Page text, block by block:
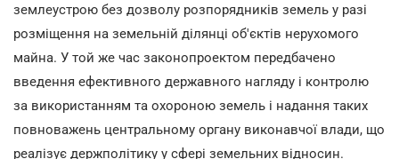
землеустрою без дозволу розпорядників земель у разі
розміщення на земельній ділянці об'єктів нерухомого
майна. У той же час законопроектом передбачено
введення ефективного державного нагляду і контролю
за використанням та охороною земель і надання таких
повноважень центральному органу виконавчої влади, що
реалізує держполітику у сфері земельних відносин.